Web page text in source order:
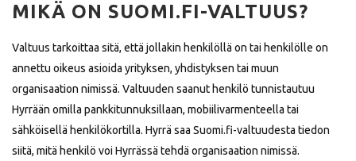
MIKÄ ON SUOMI.FI-VALTUUS?
Valtuus tarkoittaa sitä, että jollakin henkilöllä on tai henkilölle on
annettu oikeus asioida yrityksen, yhdistyksen tai muun
organisaation nimissä. Valtuuden saanut henkilö tunnistautuu
Hyrrään omilla pankkitunnuksillaan, mobiilivarmenteella tai
sähköisellä henkilökortilla. Hyrrä saa Suomi.fi-valtuudesta tiedon
siitä, mitä henkilö voi Hyrrässä tehdä organisaation nimissä.